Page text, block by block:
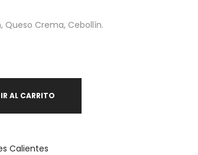
Queso Crema, Cebollín.
AL CARRITO
Calientes